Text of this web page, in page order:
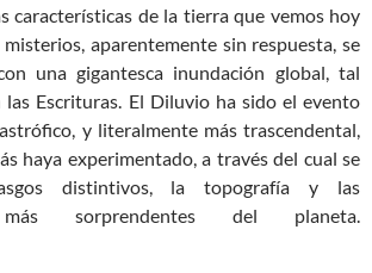
características de la tierra que vemos hoy
aparentemente sin respuesta, se
una gigantesca inundación global, tal
las Escrituras. El Diluvio ha sido el evento
y literalmente más trascendental,
haya experimentado, a través del cual se
distintivos, la topografía y las
más sorprendentes del planeta.
7:11– El Diluvio Desata su Furia (Parte